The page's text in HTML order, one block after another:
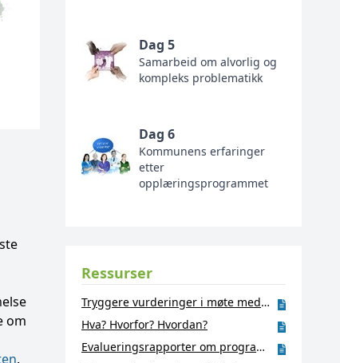
om
.
Dag 5
Samarbeid om alvorlig og
kompleks problematikk
Dag 6
Kommunens erfaringer
etter
opplæringsprogrammet
Ressurser
Tryggere vurderinger i møte med vold
Hva? Hvorfor? Hvordan?
Evalueringsrapporter om programmet